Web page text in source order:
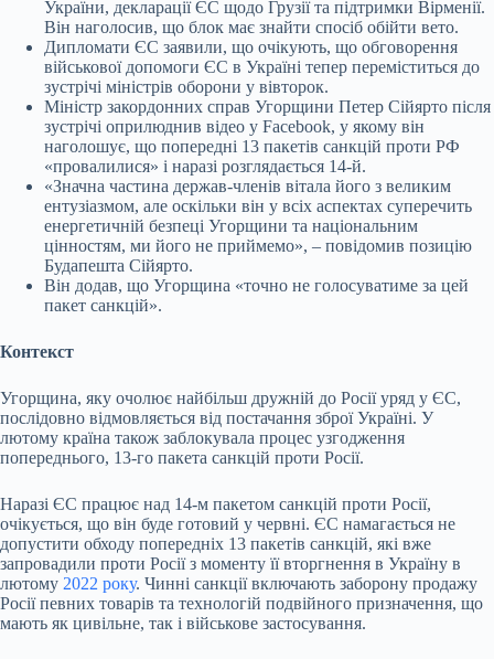
України, декларації ЄС щодо Грузії та підтримки Вірменії.
Він наголосив, що блок має знайти спосіб обійти вето.
Дипломати ЄС заявили, що очікують, що обговорення
військової допомоги ЄС в Україні тепер переміститься до
зустрічі міністрів оборони у вівторок.
Міністр закордонних справ Угорщини Петер Сійярто після
зустрічі оприлюднив відео у Facebook, у якому він
наголошує, що попередні 13 пакетів санкцій проти РФ
«провалилися» і наразі розглядається 14-й.
«Значна частина держав-членів вітала його з великим
ентузіазмом, але оскільки він у всіх аспектах суперечить
енергетичній безпеці Угорщини та національним
цінностям, ми його не приймемо», – повідомив позицію
Будапешта Сійярто.
Він додав, що Угорщина «точно не голосуватиме за цей
пакет санкцій».
Контекст
Угорщина, яку очолює найбільш дружній до Росії уряд у ЄС,
послідовно відмовляється від постачання зброї Україні. У
лютому країна також заблокувала процес узгодження
попереднього, 13-го пакета санкцій проти Росії.
Наразі ЄС працює над 14-м пакетом санкцій проти Росії,
очікується, що він буде готовий у червні. ЄС намагається не
допустити обходу попередніх 13 пакетів санкцій, які вже
запровадили проти Росії з моменту її вторгнення в Україну в
лютому 2022 року. Чинні санкції включають заборону продажу
Росії певних товарів та технологій подвійного призначення, що
мають як цивільне, так і військове застосування.